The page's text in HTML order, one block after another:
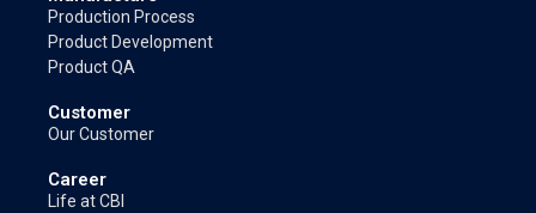
Production Process
Product Development
Product QA
Customer
Our Customer
Career
Life at CBI